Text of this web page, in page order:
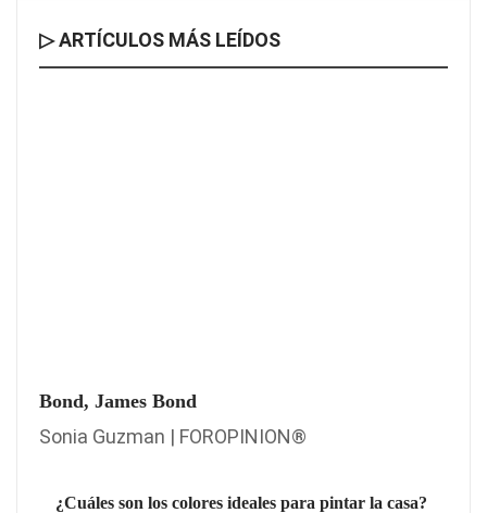
▷ ARTÍCULOS MÁS LEÍDOS
Bond, James Bond
Sonia Guzman | FOROPINION®
¿Cuáles son los colores ideales para pintar la casa?